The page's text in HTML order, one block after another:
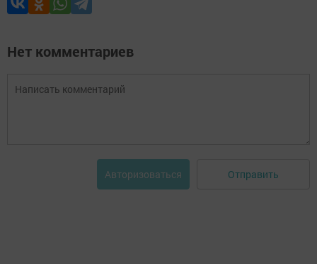
Нет комментариев
Авторизоваться Отправить